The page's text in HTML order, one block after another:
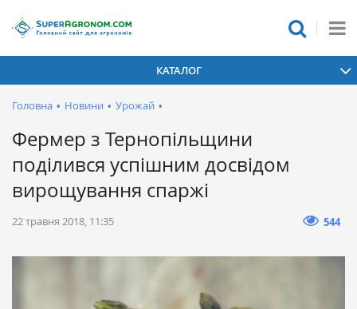
КАТАЛОГ
Головна • Новини • Урожай •
Фермер з Тернопільщини
поділився успішним досвідом
вирощування спаржі
22 травня 2018, 11:35 544